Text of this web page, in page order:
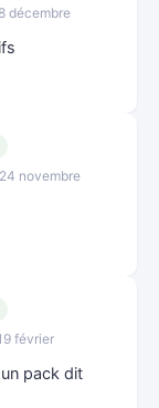
décembre
novembre
février
pack dit